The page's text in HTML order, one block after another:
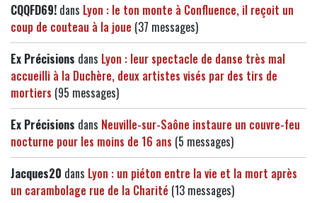
CQQFD69! dans Lyon : le ton monte à Confluence, il reçoit un
coup de couteau à la joue (37 messages)
Ex Précisions dans Lyon : leur spectacle de danse très mal
accueilli à la Duchère, deux artistes visés par des tirs de
mortiers (95 messages)
Ex Précisions dans Neuville-sur-Saône instaure un couvre-feu
nocturne pour les moins de 16 ans (5 messages)
Jacques20 dans Lyon : un piéton entre la vie et la mort après
un carambolage rue de la Charité (13 messages)